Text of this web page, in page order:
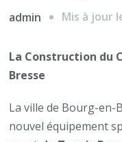
admin Mis à jour
La Construction du
Bresse
La ville de Bourg-en-
nouvel équipement